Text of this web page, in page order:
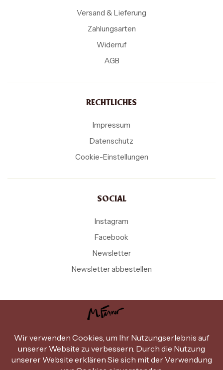
Versand & Lieferung
Zahlungsarten
Widerruf
AGB
RECHTLICHES
Impressum
Datenschutz
Cookie-Einstellungen
SOCIAL
Instagram
Facebook
Newsletter
Newsletter abbestellen
Copyright Michael Ferner © 2026.Design bymiammiam.at